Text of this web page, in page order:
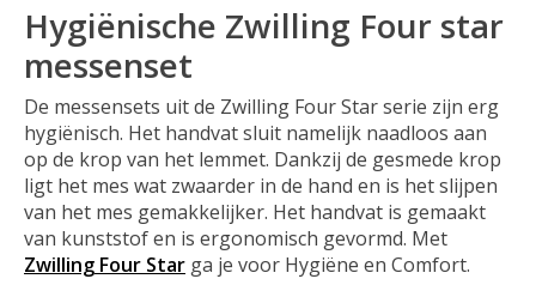
Hygiënische Zwilling Four star
messenset
De messensets uit de Zwilling Four Star serie zijn erg
hygiënisch. Het handvat sluit namelijk naadloos aan
op de krop van het lemmet. Dankzij de gesmede krop
ligt het mes wat zwaarder in de hand en is het slijpen
van het mes gemakkelijker. Het handvat is gemaakt
van kunststof en is ergonomisch gevormd. Met
Zwilling Four Star ga je voor Hygiëne en Comfort.